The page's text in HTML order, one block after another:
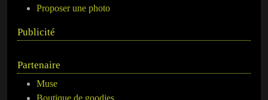
Proposer une photo
Publicité
Partenaire
Muse